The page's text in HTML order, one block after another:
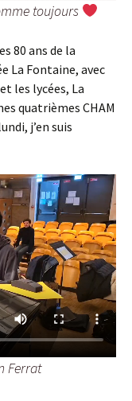
toujours
80 ans de la
La Fontaine, avec
les lycées, La
quatrièmes CHAM
j’en suis
Ferrat